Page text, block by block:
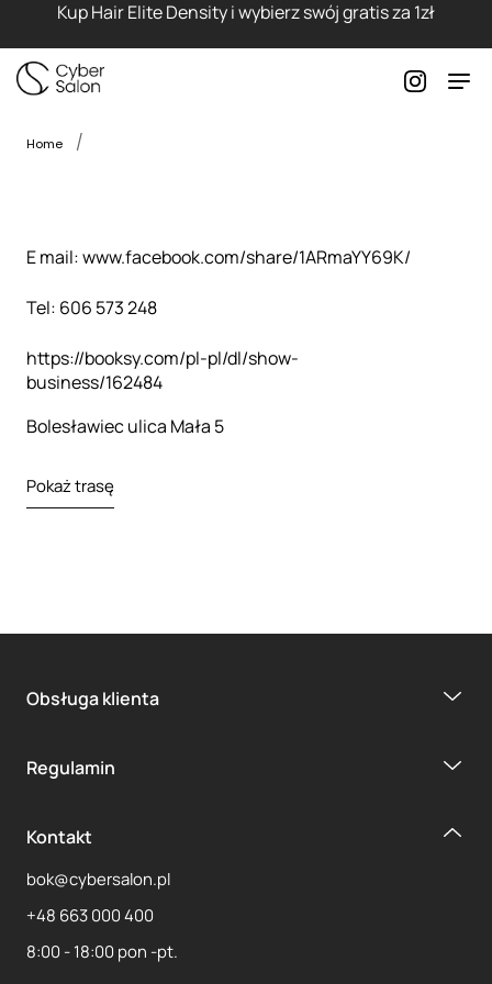
Kup Hair Elite Density i wybierz swój gratis za 1zł
Home
E mail: www.facebook.com/share/1ARmaYY69K/
Tel: 606 573 248
https://booksy.com/pl-pl/dl/show-
business/162484
Bolesławiec ulica Mała 5
Pokaż trasę
Obsługa klienta
Regulamin
Kontakt
bok@cybersalon.pl
+48 663 000 400
8:00 - 18:00 pon -pt.